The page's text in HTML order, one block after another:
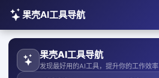
果壳AI工具导航
果壳AI工具导航
发现最好用的AI工具，提升你的工作效率